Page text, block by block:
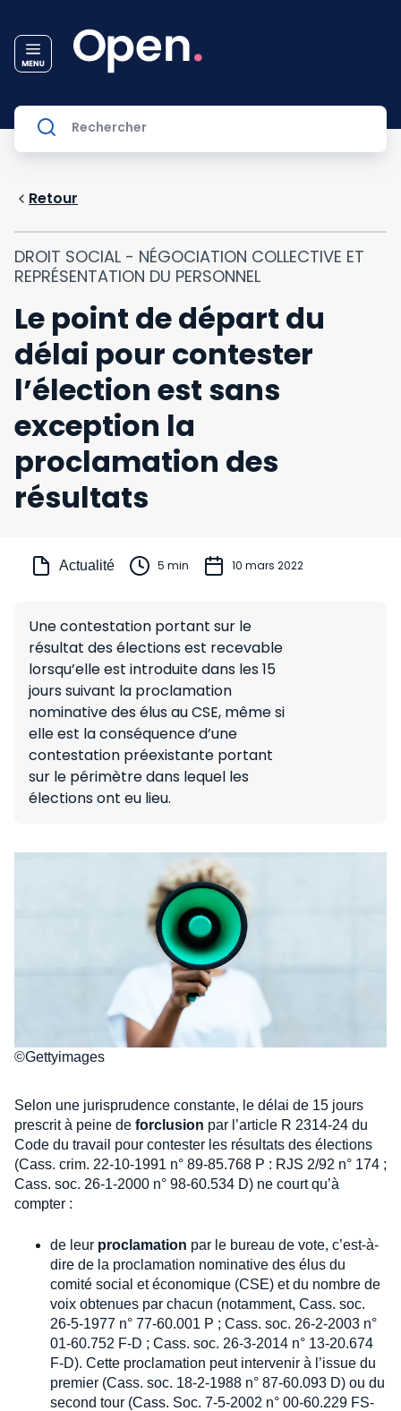
Retour
DROIT SOCIAL - NÉGOCIATION COLLECTIVE ET
REPRÉSENTATION DU PERSONNEL
Le point de départ du
délai pour contester
l’élection est sans
exception la
proclamation des
résultats
Actualité 5 min 10 mars 2022
Une contestation portant sur le
résultat des élections est recevable
lorsqu’elle est introduite dans les 15
jours suivant la proclamation
nominative des élus au CSE, même si
elle est la conséquence d’une
contestation préexistante portant
sur le périmètre dans lequel les
élections ont eu lieu.
©Gettyimages
Selon une jurisprudence constante, le délai de 15 jours
prescrit à peine de forclusion par l’article R 2314-24 du
Code du travail pour contester les résultats des élections
(Cass. crim. 22-10-1991 n° 89-85.768 P : RJS 2/92 n° 174 ;
Cass. soc. 26-1-2000 n° 98-60.534 D) ne court qu’à
compter :
de leur proclamation par le bureau de vote, c’est-à-
dire de la proclamation nominative des élus du
comité social et économique (CSE) et du nombre de
voix obtenues par chacun (notamment, Cass. soc.
26-5-1977 n° 77-60.001 P ; Cass. soc. 26-2-2003 n°
01-60.752 F-D ; Cass. soc. 26-3-2014 n° 13-20.674
F-D). Cette proclamation peut intervenir à l’issue du
premier (Cass. soc. 18-2-1988 n° 87-60.093 D) ou du
second tour (Cass. Soc. 7-5-2002 n° 00-60.229 FS-